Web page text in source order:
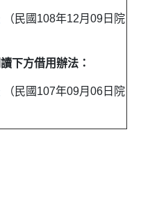
（民國108年12月09日院
下方借用辦法：
（民國107年09月06日院